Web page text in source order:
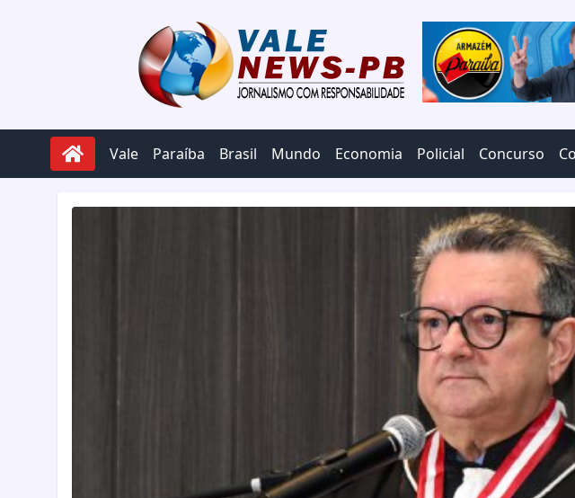
Vale Paraíba Brasil Mundo Economia Policial Concurso